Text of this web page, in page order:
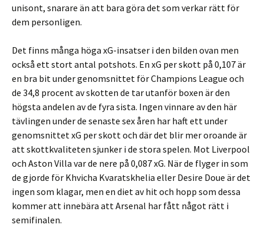
unisont, snarare än att bara göra det som verkar rätt för
dem personligen.
Det finns många höga xG-insatser i den bilden ovan men
också ett stort antal potshots. En xG per skott på 0,107 är
en bra bit under genomsnittet för Champions League och
de 34,8 procent av skotten de tar utanför boxen är den
högsta andelen av de fyra sista. Ingen vinnare av den här
tävlingen under de senaste sex åren har haft ett under
genomsnittet xG per skott och där det blir mer oroande är
att skottkvaliteten sjunker i de stora spelen. Mot Liverpool
och Aston Villa var de nere på 0,087 xG. När de flyger in som
de gjorde för Khvicha Kvaratskhelia eller Desire Doue är det
ingen som klagar, men en diet av hit och hopp som dessa
kommer att innebära att Arsenal har fått något rätt i
semifinalen.